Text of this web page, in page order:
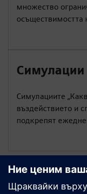
множество
осъществимостта
Симулации
Симулациите
въздействието и
подкрепят